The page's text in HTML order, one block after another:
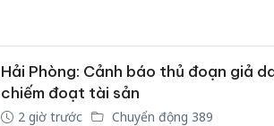
Hải Phòng: Cảnh báo thủ đoạn giả
chiếm đoạt tài sản
2 giờ trước Chuyển động 389